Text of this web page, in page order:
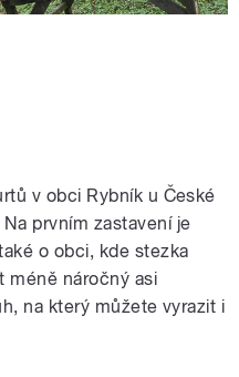
v obci Rybník u České
prvním zastavení je
o obci, kde stezka
méně náročný asi
na který můžete vyrazit i